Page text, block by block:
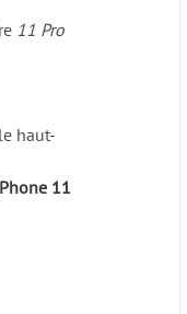
11 Pro
haut-
11